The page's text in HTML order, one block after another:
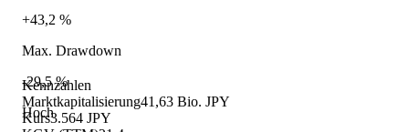
Kennzahlen
Marktkapitalisierung41,63 Bio. JPY
Kurs3.564 JPY
+43,2 %
Max. Drawdown
-29,5 %
Hoch